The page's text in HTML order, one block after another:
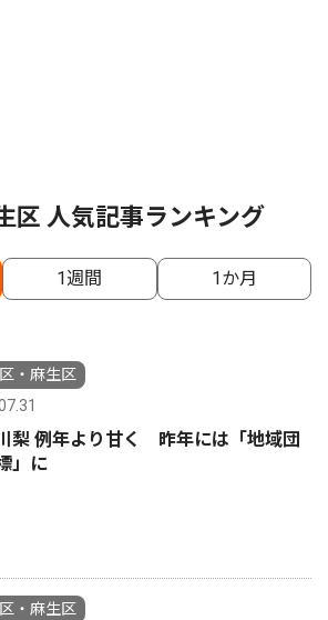
区 人気記事ランキング
1週間 1か月
・麻生区
梨 例年より甘く 昨年には「地域団
」に
・麻生区